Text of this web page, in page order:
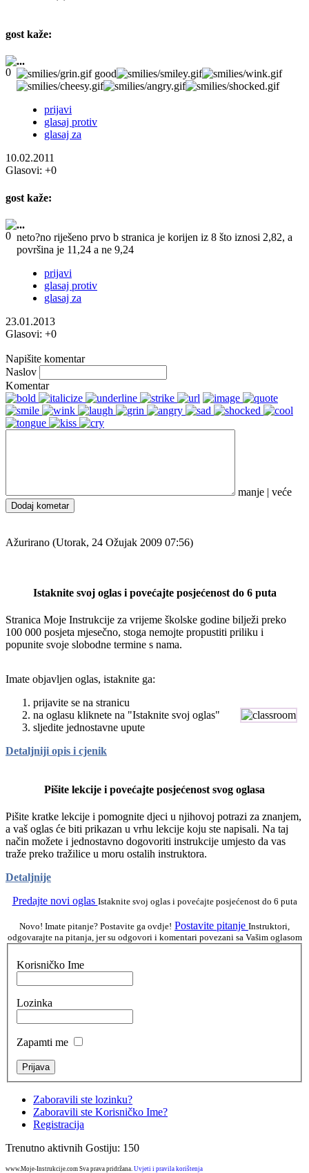
gost kaže:
...
good
prijavi
glasaj protiv
glasaj za
10.02.2011
Glasovi: +0
gost kaže:
...
neto?no riješeno prvo b stranica je korijen iz 8 što iznosi 2,82, a
površina je 11,24 a ne 9,24
prijavi
glasaj protiv
glasaj za
23.01.2013
Glasovi: +0
Napišite komentar
Naslov
Komentar
manje | veće
Dodaj kometar
Ažurirano (Utorak, 24 Ožujak 2009 07:56)
Istaknite svoj oglas i povećajte posjećenost do 6 puta
Stranica Moje Instrukcije za vrijeme školske godine bilježi preko
100 000 posjeta mjesečno, stoga nemojte propustiti priliku i
popunite svoje slobodne termine s nama.
Imate objavljen oglas, istaknite ga:
prijavite se na stranicu
na oglasu kliknete na "Istaknite svoj oglas"
sljedite jednostavne upute
Detaljniji opis i cjenik
Pišite lekcije i povećajte posjećenost svog oglasa
Pišite kratke lekcije i pomognite djeci u njihovoj potrazi za znanjem,
a vaš oglas će biti prikazan u vrhu lekcije koju ste napisali. Na taj
način možete i jednostavno dogovoriti instrukcije umjesto da vas
traže preko tražilice u moru ostalih instruktora.
Detaljnije
Predajte novi oglas Istaknite svoj oglas i povećajte posjećenost do 6 puta
Novo! Imate pitanje? Postavite ga ovdje! Postavite pitanje Instruktori,
odgovarajte na pitanja, jer su odgovori i komentari povezani sa Vašim oglasom
Korisničko Ime
Lozinka
Zapamti me
Zaboravili ste lozinku?
Zaboravili ste Korisničko Ime?
Registracija
Trenutno aktivnih Gostiju: 150
www.Moje-Instrukcije.com Sva prava pridržana. Uvjeti i pravila korištenja